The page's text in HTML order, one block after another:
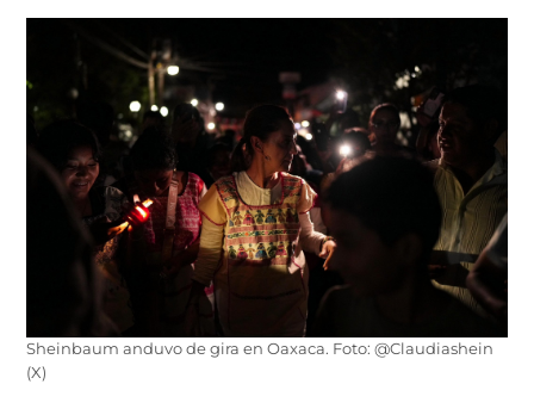
Sheinbaum anduvo de gira en Oaxaca. Foto: @Claudiashein
(X)